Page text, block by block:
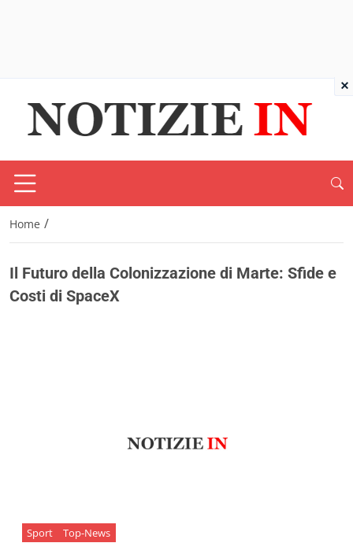
Home /
Il Futuro della Colonizzazione di Marte: Sfide e
Costi di SpaceX
Sport Top-News
×